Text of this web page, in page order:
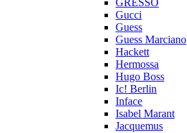
GRESSO
Gucci
Guess
Guess Marciano
Hackett
Hermossa
Hugo Boss
Ic! Berlin
Inface
Isabel Marant
Jacquemus